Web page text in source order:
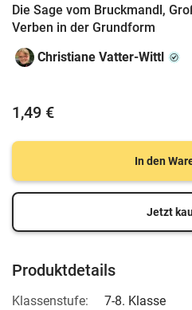
Die Sage vom Bruckmandl,
Verben in der Grundform
Christiane Vatter-Wittl
1,49 €
In den
Jetzt
Produktdetails
Klassenstufe:
7-8. Klasse